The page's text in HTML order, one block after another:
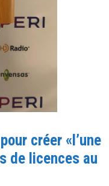
créer «l’une
de licences au